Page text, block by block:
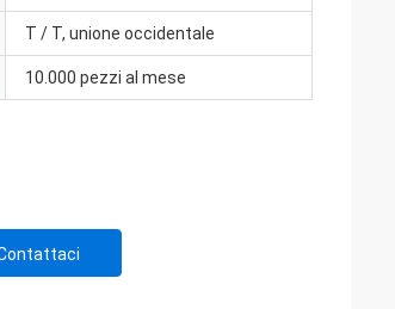
T / T, unione occidentale
10.000 pezzi al mese